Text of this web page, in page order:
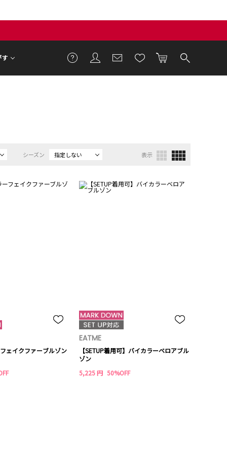
す
シーズン 指定しない 表示
ェイクファーブルゾン
EATME
【SETUP着用可】バイカラーベロアブル
ゾン
5,225 円 50%OFF